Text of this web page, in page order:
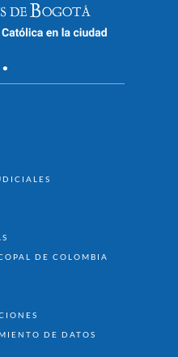
DE COLOMBIA
DE DATOS